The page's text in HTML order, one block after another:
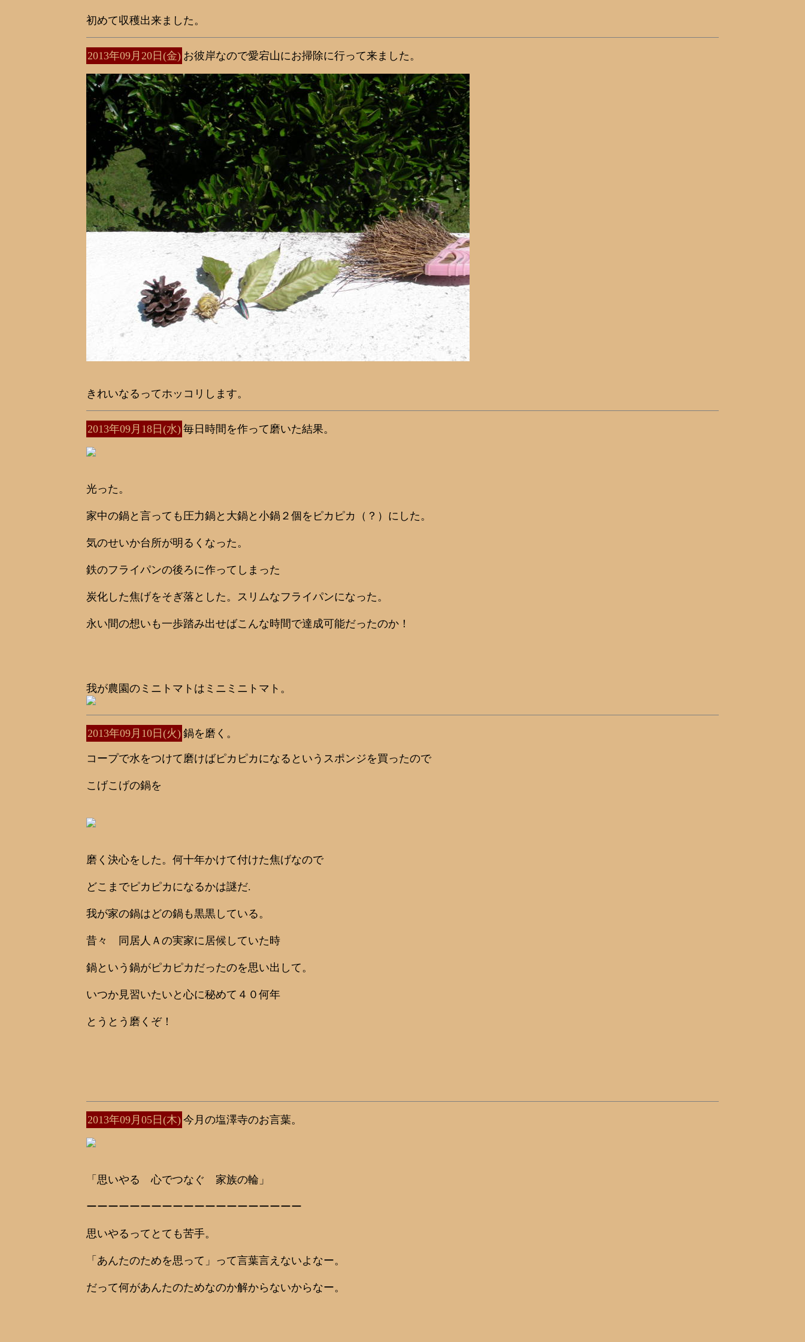
初めて収穫出来ました。
2013年09月20日(金) お彼岸なので愛宕山にお掃除に行って来ました。
きれいなるってホッコリします。
2013年09月18日(水) 毎日時間を作って磨いた結果。
光った。
家中の鍋と言っても圧力鍋と大鍋と小鍋２個をピカピカ（？）にした。
気のせいか台所が明るくなった。
鉄のフライパンの後ろに作ってしまった
炭化した焦げをそぎ落とした。スリムなフライパンになった。
永い間の想いも一歩踏み出せばこんな時間で達成可能だったのか！
我が農園のミニトマトはミニミニトマト。
2013年09月10日(火) 鍋を磨く。
コープで水をつけて磨けばピカピカになるというスポンジを買ったので
こげこげの鍋を
磨く決心をした。何十年かけて付けた焦げなので
どこまでピカピカになるかは謎だ.
我が家の鍋はどの鍋も黒黒している。
昔々 同居人Ａの実家に居候していた時
鍋という鍋がピカピカだったのを思い出して。
いつか見習いたいと心に秘めて４０何年
とうとう磨くぞ！
2013年09月05日(木) 今月の塩澤寺のお言葉。
「思いやる 心でつなぐ 家族の輪」
ーーーーーーーーーーーーーーーーーーーー
思いやるってとても苦手。
「あんたのためを思って」って言葉言えないよなー。
だって何があんたのためなのか解からないからなー。